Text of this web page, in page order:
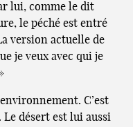
lui, comme le dit
le péché est entré
version actuelle de
je veux avec qui je
C’est
Le désert est lui aussi